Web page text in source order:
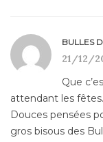
BULLES
21/12/
Que
attendant les
Douces pensées
gros bisous des